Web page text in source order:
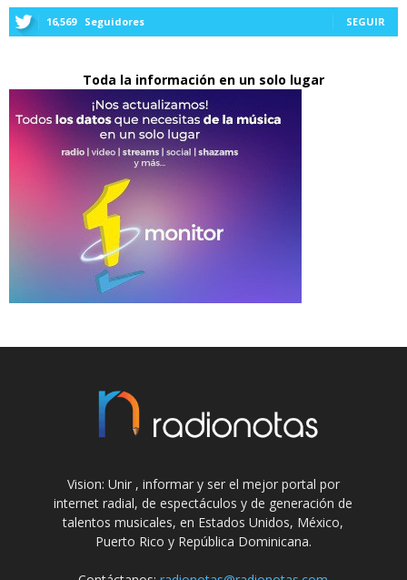
16,569 Seguidores SEGUIR
Toda la información en un solo lugar
Vision: Unir , informar y ser el mejor portal por
internet radial, de espectáculos y de generación de
talentos musicales, en Estados Unidos, México,
Puerto Rico y República Dominicana.